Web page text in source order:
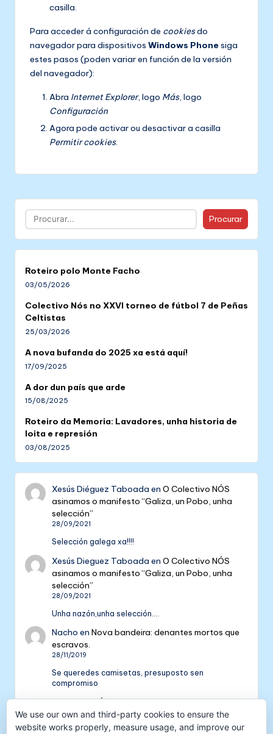
casilla.
Para acceder á configuración de cookiesdo
navegador para dispositivos Windows Phone siga
estes pasos (poden variar en función de la versión
del navegador):
Abra Internet Explorer, logo Más, logo
Configuración
Agora pode activar ou desactivar a casilla
Permitir cookies.
Buscar Procurar
Roteiro polo Monte Facho
03/05/2026
Colectivo Nós no XXVI torneo de fútbol 7 de Peñas
Celtistas
25/03/2026
A nova bufanda do 2025 xa está aquí!
17/09/2025
A dor dun país que arde
15/08/2025
Roteiro da Memoria: Lavadores, unha historia de
loita e represión
03/08/2025
Xesús Diéguez Taboada enO Colectivo NÓS
asinamos o manifesto “Galiza, un Pobo, unha
selección”
28/09/2021
Selección galega xa!!!!
Xesús Dieguez Taboada enO Colectivo NÓS
asinamos o manifesto “Galiza, un Pobo, unha
selección”
28/09/2021
Unha nazón,unha selección....
Nacho enNova bandeira: denantes mortos que
escravos.
28/11/2019
Se queredes camisetas, presuposto sen
compromiso
Colectivo NÓS: 5 anos de galeguismo e celtismo
| Colectivo NósenV Aniversario do Colectivo
NÓS
We use our own and third-party cookies to ensure the
website works properly, measure usage, and improve our